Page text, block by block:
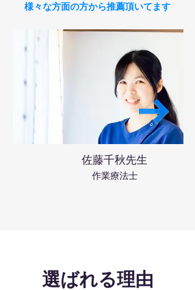
様々な方面の方から推薦頂いてます
佐藤千秋先生
作業療法士
選ばれる理由